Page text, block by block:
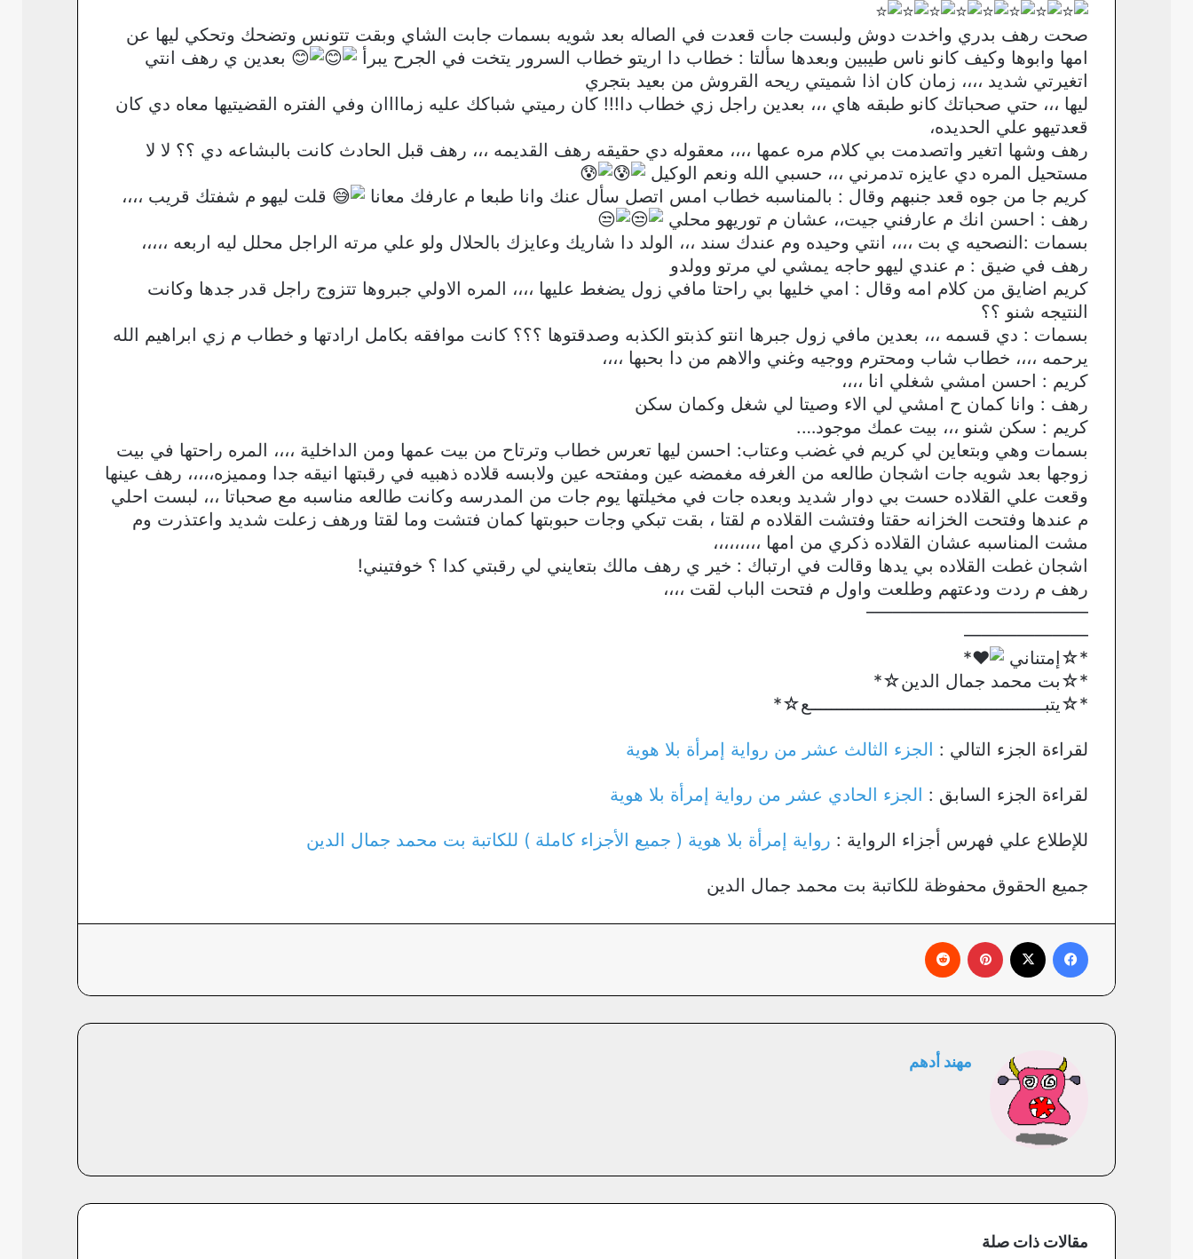
صحت رهف بدري واخدت دوش ولبست جات قعدت في الصاله بعد شويه بسمات جابت الشاي وبقت تتونس وتضحك وتحكي ليها عن
امها وابوها وكيف كانو ناس طيبين وبعدها سألتا : خطاب دا اريتو خطاب السرور يتخت في الجرح يبرأ
بعدين ي رهف انتي
اتغيرتي شديد ،،،، زمان كان اذا شميتي ريحه القروش من بعيد بتجري
ليها ،،، حتي صحباتك كانو طبقه هاي ،،، بعدين راجل زي خطاب دا!!! كان رميتي شباكك عليه زماااان وفي الفتره القضيتيها معاه دي كان
قعدتيهو علي الحديده،
رهف وشها اتغير واتصدمت بي كلام مره عمها ،،،، معقوله دي حقيقه رهف القديمه ،،، رهف قبل الحادث كانت بالبشاعه دي ؟؟ لا لا
مستحيل المره دي عايزه تدمرني ،،، حسبي الله ونعم الوكيل
كريم جا من جوه قعد جنبهم وقال : بالمناسبه خطاب امس اتصل سأل عنك وانا طبعا م عارفك معانا
قلت ليهو م شفتك قريب ،،،،
رهف : احسن انك م عارفني جيت،، عشان م توريهو محلي
بسمات :النصحيه ي بت ،،،، انتي وحيده وم عندك سند ،،، الولد دا شاريك وعايزك بالحلال ولو علي مرته الراجل محلل ليه اربعه ،،،،،
رهف في ضيق : م عندي ليهو حاجه يمشي لي مرتو وولدو
كريم اضايق من كلام امه وقال : امي خليها بي راحتا مافي زول يضغط عليها ،،،، المره الاولي جبروها تتزوج راجل قدر جدها وكانت
النتيجه شنو ؟؟
بسمات : دي قسمه ،،، بعدين مافي زول جبرها انتو كذبتو الكذبه وصدقتوها ؟؟؟ كانت موافقه بكامل ارادتها و خطاب م زي ابراهيم الله
يرحمه ،،،، خطاب شاب ومحترم ووجيه وغني والاهم من دا بحبها ،،،،
كريم : احسن امشي شغلي انا ،،،،
رهف : وانا كمان ح امشي لي الاء وصيتا لي شغل وكمان سكن
كريم : سكن شنو ،،، بيت عمك موجود….
بسمات وهي وبتعاين لي كريم في غضب وعتاب: احسن ليها تعرس خطاب وترتاح من بيت عمها ومن الداخلية ،،،، المره راحتها في بيت
زوجها بعد شويه جات اشجان طالعه من الغرفه مغمضه عين ومفتحه عين ولابسه قلاده ذهبيه في رقبتها انيقه جدا ومميزه،،،،، رهف عينها
وقعت علي القلاده حست بي دوار شديد وبعده جات في مخيلتها يوم جات من المدرسه وكانت طالعه مناسبه مع صحباتا ،،، لبست احلي
م عندها وفتحت الخزانه حقتا وفتشت القلاده م لقتا ، بقت تبكي وجات حبوبتها كمان فتشت وما لقتا ورهف زعلت شديد واعتذرت وم
مشت المناسبه عشان القلاده ذكري من امها ،،،،،،،،،
اشجان غطت القلاده بي يدها وقالت في ارتباك : خير ي رهف مالك بتعايني لي رقبتي كدا ؟ خوفتيني!
رهف م ردت ودعتهم وطلعت واول م فتحت الباب لقت ،،،،
————————————–
———————
*☆إمتناني
*
*☆بت محمد جمال الدين☆*
*☆يتبــــــــــــــــــــــــــــــــــــــــــــع☆*
لقراءة الجزء التالي : الجزء الثالث عشر من رواية إمرأة بلا هوية
لقراءة الجزء السابق : الجزء الحادي عشر من رواية إمرأة بلا هوية
للإطلاع علي فهرس أجزاء الرواية : رواية إمرأة بلا هوية ( جميع الأجزاء كاملة ) للكاتبة بت محمد جمال الدين
جميع الحقوق محفوظة للكاتبة بت محمد جمال الدين
مهند أدهم
مقالات ذات صلة